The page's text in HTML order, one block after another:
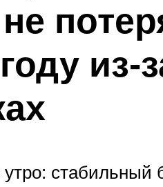
из-
стабильный